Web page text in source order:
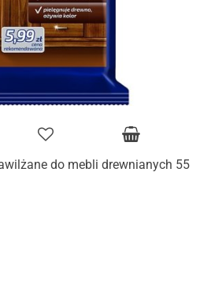
do mebli drewnianych 55